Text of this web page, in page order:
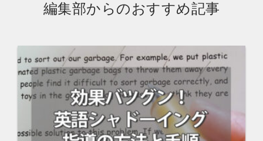
編集部からのおすすめ記事